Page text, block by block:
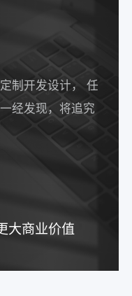
制开发设计， 任
经发现，将追究
大商业价值